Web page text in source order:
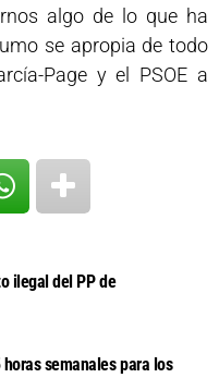
algo de lo que ha
se apropia de todo
Page y el PSOE a
ilegal del PP de
semanales para los